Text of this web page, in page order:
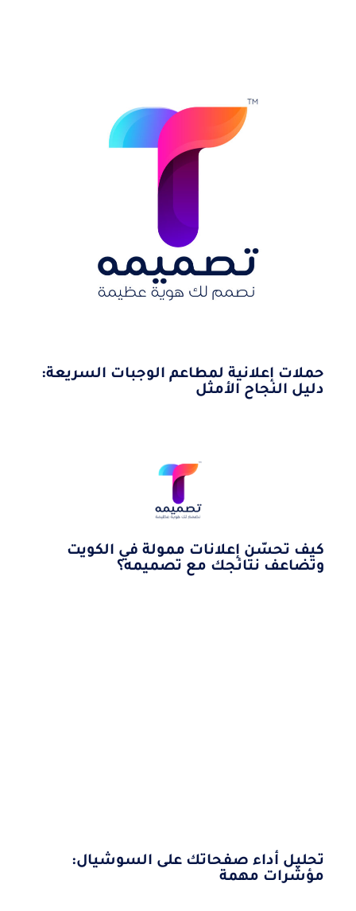
حملات إعلانية لمطاعم الوجبات السريعة:
دليل النجاح الأمثل
كيف تحسّن إعلانات ممولة في الكويت
وتضاعف نتائجك مع تصميمه؟
تحليل أداء صفحاتك على السوشيال:
مؤشرات مهمة